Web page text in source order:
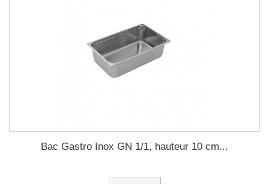
Bac Gastro Inox GN 1/1, hauteur 10 cm...